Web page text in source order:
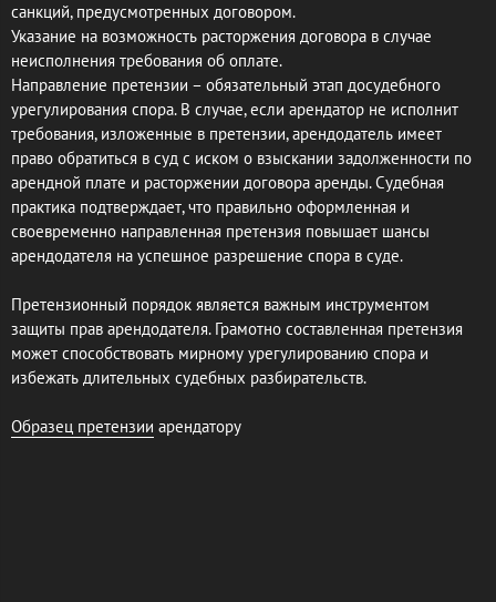
санкций, предусмотренных договором.
Указание на возможность расторжения договора в случае
неисполнения требования об оплате.
Направление претензии – обязательный этап досудебного
урегулирования спора. В случае, если арендатор не исполнит
требования, изложенные в претензии, арендодатель имеет
право обратиться в суд с иском о взыскании задолженности по
арендной плате и расторжении договора аренды. Судебная
практика подтверждает, что правильно оформленная и
своевременно направленная претензия повышает шансы
арендодателя на успешное разрешение спора в суде.
Претензионный порядок является важным инструментом
защиты прав арендодателя. Грамотно составленная претензия
может способствовать мирному урегулированию спора и
избежать длительных судебных разбирательств.
Образец претензии арендатору